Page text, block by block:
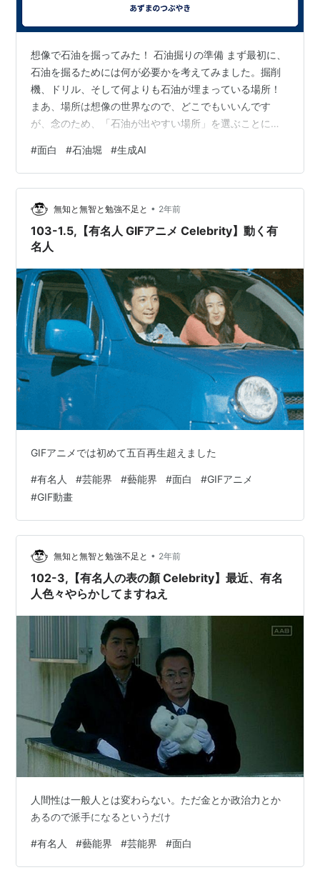
想像で石油を掘ってみた！ 石油掘りの準備 まず最初に、
石油を掘るためには何が必要かを考えてみました。掘削
機、ドリル、そして何よりも石油が埋まっている場所！
まあ、場所は想像の世界なので、どこでもいいんです
が、念のため、「石油が出やすい場所」を選ぶことに。
しながら、準備を整えます。石油を掘るためには、何よ
りも「強力な掘削機」が必要です。私は、ハリウッド映
画のような大きな掘削機をイメージしていました。 そ
う、あれです。映画『ドリル』で使われているような、
巨大で超音速の掘削機。 開始めいッッ！！！ いざ、掘削
開始です！私はシャベルを持って、思いっき…
#面白 #石油堀 #生成AI
無知と無智と勉強不足と • 2年前
103-1.5,【有名人 GIFアニメ Celebrity】動く有
名人
GIFアニメでは初めて五百再生超えました
#有名人 #芸能界 #藝能界 #面白 #GIFアニメ
#GIF動畫
無知と無智と勉強不足と • 2年前
102-3,【有名人の表の顏 Celebrity】最近、有名
人色々やらかしてますねえ
人間性は一般人とは変わらない。ただ金とか政治力とか
あるので派手になるというだけ
#有名人 #藝能界 #芸能界 #面白